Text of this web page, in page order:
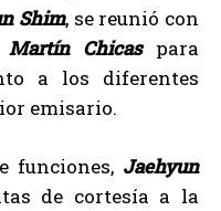
Shim, se reunió con
Martín Chicaspara
a los diferentes
emisario.
funciones, Jaehyun
de cortesía a la